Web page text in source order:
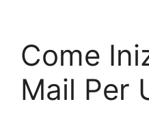
Come
Mail Per